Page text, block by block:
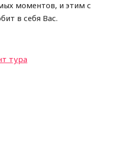
моментов, и этим с
в себя Вас.
тура